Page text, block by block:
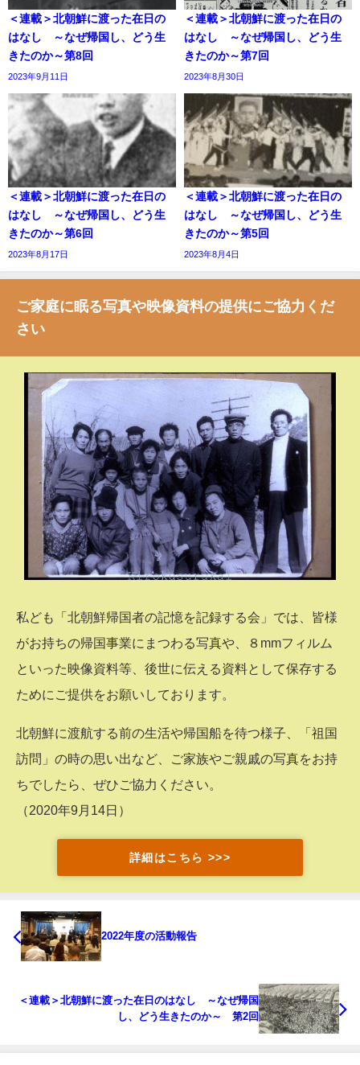
＜連載＞北朝鮮に渡った在日の
はなし ～なぜ帰国し、どう生
きたのか～第8回
2023年9月11日
＜連載＞北朝鮮に渡った在日の
はなし ～なぜ帰国し、どう生
きたのか～第7回
2023年8月30日
＜連載＞北朝鮮に渡った在日の
はなし ～なぜ帰国し、どう生
きたのか～第6回
2023年8月17日
＜連載＞北朝鮮に渡った在日の
はなし ～なぜ帰国し、どう生
きたのか～第5回
2023年8月4日
ご家庭に眠る写真や映像資料の提供にご協力くだ
さい
私ども「北朝鮮帰国者の記憶を記録する会」では、皆様
がお持ちの帰国事業にまつわる写真や、８mmフィルム
といった映像資料等、後世に伝える資料として保存する
ためにご提供をお願いしております。
北朝鮮に渡航する前の生活や帰国船を待つ様子、「祖国
訪問」の時の思い出など、ご家族やご親戚の写真をお持
ちでしたら、ぜひご協力ください。
（2020年9月14日）
詳細はこちら >>>
2022年度の活動報告
＜連載＞北朝鮮に渡った在日のはなし ～なぜ帰国
し、どう生きたのか～ 第2回